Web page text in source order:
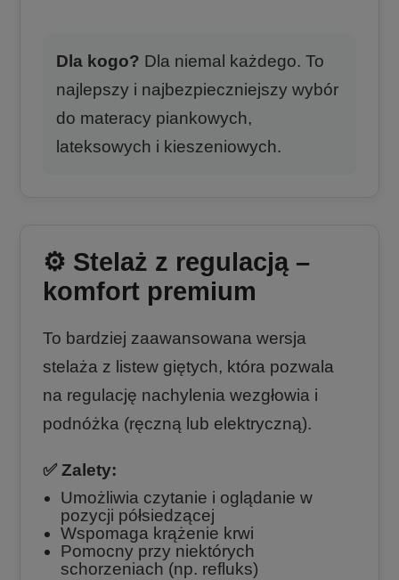
Dla kogo? Dla niemal każdego. To
najlepszy i najbezpieczniejszy wybór
do materacy piankowych,
lateksowych i kieszeniowych.
⚙️ Stelaż z regulacją –
komfort premium
To bardziej zaawansowana wersja
stelaża z listew giętych, która pozwala
na regulację nachylenia wezgłowia i
podnóżka (ręczną lub elektryczną).
✅ Zalety:
Umożliwia czytanie i oglądanie w
pozycji półsiedzącej
Wspomaga krążenie krwi
Pomocny przy niektórych
schorzeniach (np. refluks)